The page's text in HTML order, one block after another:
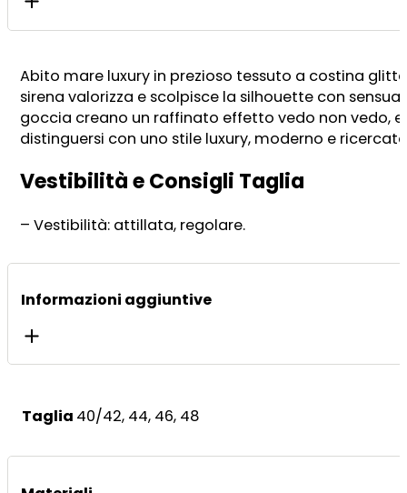
Abito mare luxury in prezioso tessuto a costina
sirena valorizza e scolpisce la silhouette con
goccia creano un raffinato effetto vedo non vedo,
distinguersi con uno stile luxury, moderno e
Vestibilità e Consigli Taglia
– Vestibilità: attillata, regolare.
Informazioni aggiuntive
Taglia 40/42, 44, 46, 48